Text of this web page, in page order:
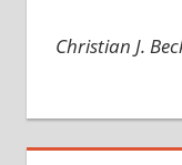
Christian J.